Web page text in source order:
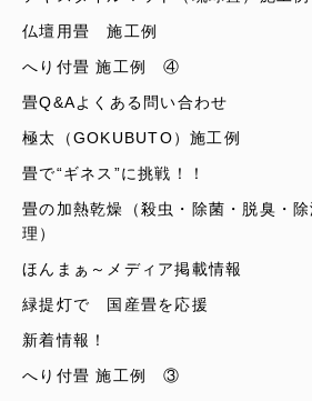
仏壇用畳 施工例
へり付畳 施工例 ④
畳Q&Aよくある問い合わせ
極太（GOKUBUTO）施工例
畳で“ギネス”に挑戦！！
畳の加熱乾燥（殺虫・除菌・脱臭・
理）
ほんまぁ～メディア掲載情報
緑提灯で 国産畳を応援
新着情報！
へり付畳 施工例 ③